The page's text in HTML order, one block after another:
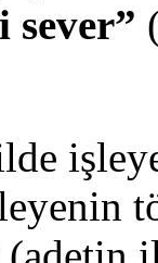
sever”